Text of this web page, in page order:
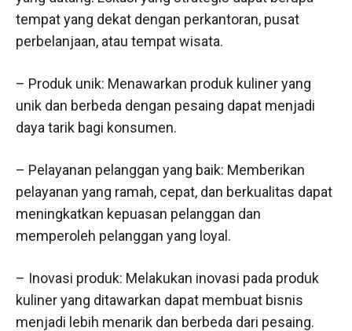
tempat yang dekat dengan perkantoran, pusat
perbelanjaan, atau tempat wisata.
– Produk unik: Menawarkan produk kuliner yang
unik dan berbeda dengan pesaing dapat menjadi
daya tarik bagi konsumen.
– Pelayanan pelanggan yang baik: Memberikan
pelayanan yang ramah, cepat, dan berkualitas dapat
meningkatkan kepuasan pelanggan dan
memperoleh pelanggan yang loyal.
– Inovasi produk: Melakukan inovasi pada produk
kuliner yang ditawarkan dapat membuat bisnis
menjadi lebih menarik dan berbeda dari pesaing.